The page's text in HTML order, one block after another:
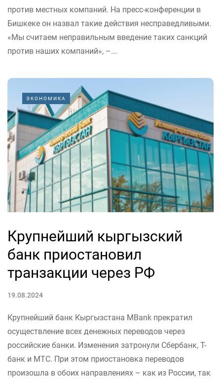
против местных компаний. На пресс-конференции в
Бишкеке он назвал такие действия несправедливыми.
«Мы считаем неправильным введение таких санкций
против наших компаний», –...
ЭКОНОМИКА
Крупнейший кыргызский
банк приостановил
транзакции через РФ
19.08.2024
Крупнейший банк Кыргызстана MBank прекратил
осуществление всех денежных переводов через
российские банки. Изменения затронули Сбербанк, Т-
банк и МТС. При этом приостановка переводов
произошла в обоих направлениях – как из России, так